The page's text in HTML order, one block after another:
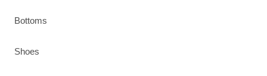
Bottoms
Shoes